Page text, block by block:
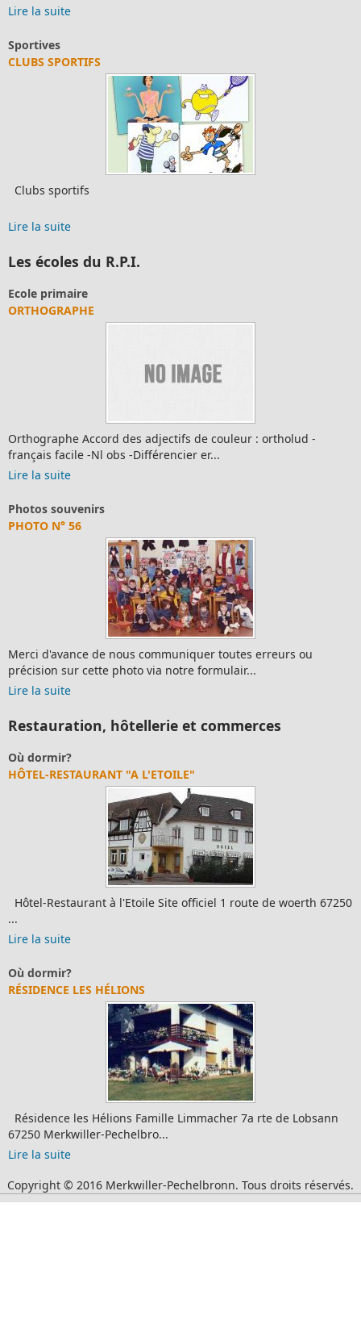
Lire la suite
Sportives
CLUBS SPORTIFS
Clubs sportifs
Lire la suite
Les écoles du R.P.I.
Ecole primaire
ORTHOGRAPHE
Orthographe Accord des adjectifs de couleur : ortholud -
français facile -Nl obs -Différencier er...
Lire la suite
Photos souvenirs
PHOTO N° 56
Merci d'avance de nous communiquer toutes erreurs ou
précision sur cette photo via notre formulair...
Lire la suite
Restauration, hôtellerie et commerces
Où dormir?
HÔTEL-RESTAURANT "A L'ETOILE"
Hôtel-Restaurant à l'Etoile Site officiel 1 route de woerth 67250
...
Lire la suite
Où dormir?
RÉSIDENCE LES HÉLIONS
Résidence les Hélions Famille Limmacher 7a rte de Lobsann
67250 Merkwiller-Pechelbro...
Lire la suite
Copyright © 2016 Merkwiller-Pechelbronn. Tous droits réservés.